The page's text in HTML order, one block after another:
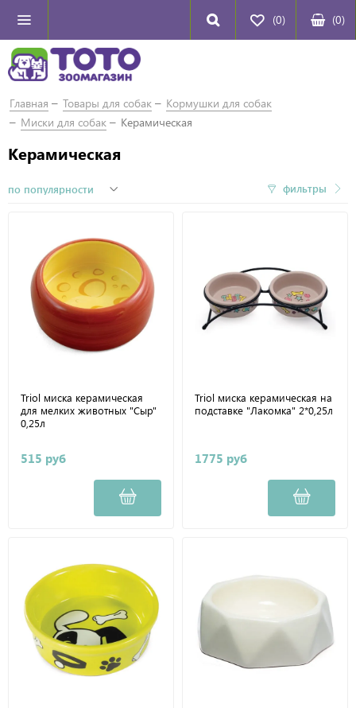
(0) (0)
Главная Товары для собак
Кормушки для собак
Миски для собак
Керамическая
Керамическая
фильтры
Triol миска керамическая
для мелких животных "Сыр"
0,25л
515 руб
Triol миска керамическая на
подставке "Лакомка" 2*0,25л
1775 руб